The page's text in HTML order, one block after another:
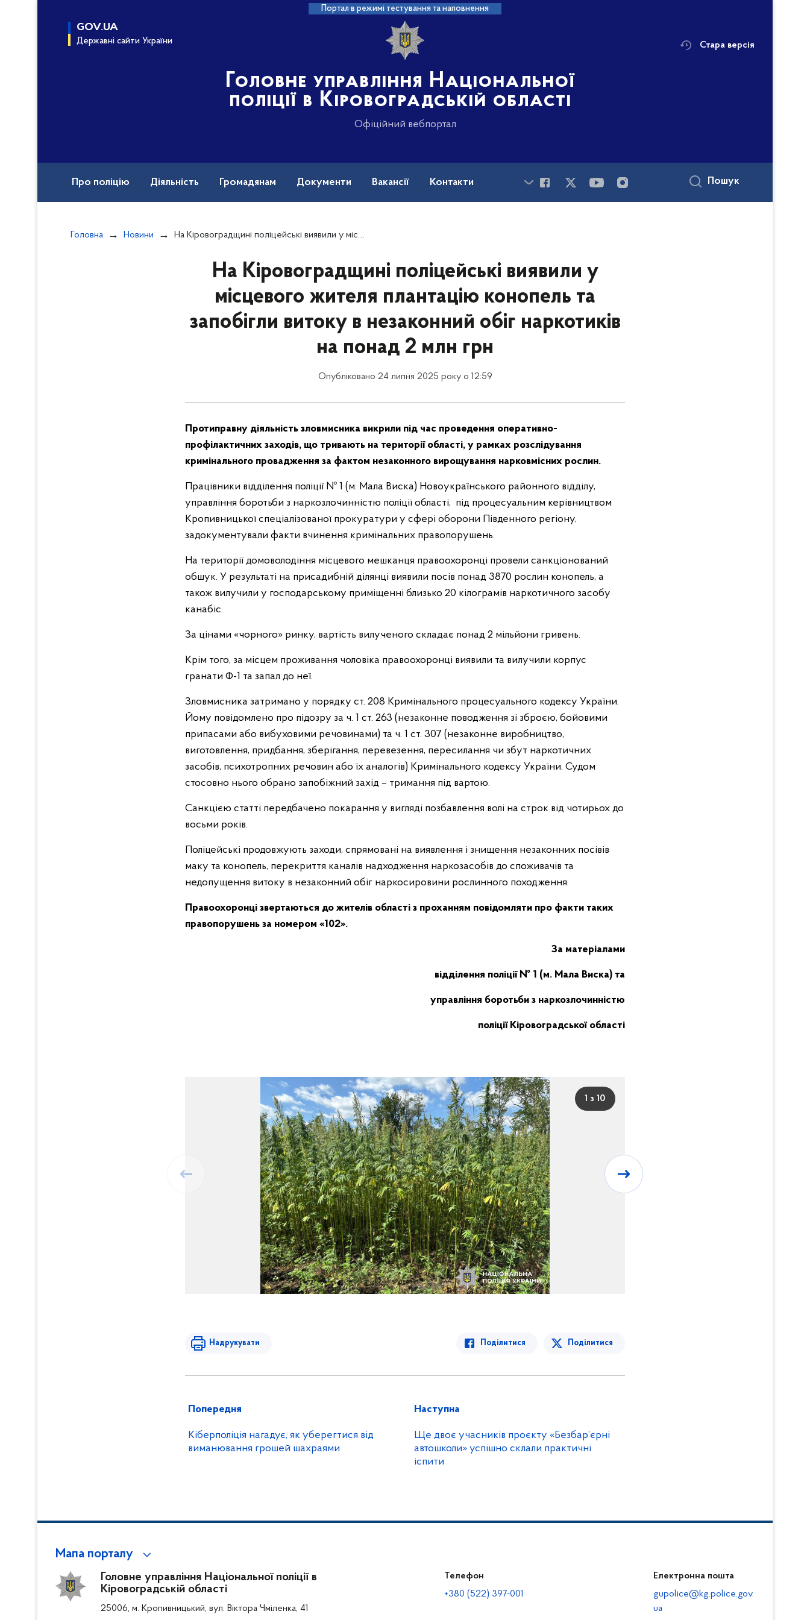
Портал в режимі тестування та наповнення
GOV.UA
Державні сайти України
Головне управління Національної
поліції в Кіровоградській області
Офіційний вебпортал
Стара версія
Про поліцію Діяльність Громадянам Документи Вакансії Контакти Пошук
Головна Новини На Кіровоградщині поліцейські виявили у місцевого жителя плантацію конопель та запобігли витоку в незаконний обіг наркотиків на понад 2 млн грн
На Кіровоградщині поліцейські виявили у
місцевого жителя плантацію конопель та
запобігли витоку в незаконний обіг наркотиків
на понад 2 млн грн
Опубліковано 24 липня 2025 року о 12:59
Протиправну діяльність зловмисника викрили під час проведення оперативно-
профілактичних заходів, що тривають на території області, у рамках розслідування
кримінального провадження за фактом незаконного вирощування нарковмісних рослин.
Працівники відділення поліції № 1 (м. Мала Виска) Новоукраїнського районного відділу,
управління боротьби з наркозлочинністю поліції області, під процесуальним керівництвом
Кропивницької спеціалізованої прокуратури у сфері оборони Південного регіону,
задокументували факти вчинення кримінальних правопорушень.
На території домоволодіння місцевого мешканця правоохоронці провели санкціонований
обшук. У результаті на присадибній ділянці виявили посів понад 3870 рослин конопель, а
також вилучили у господарському приміщенні близько 20 кілограмів наркотичного засобу
канабіс.
За цінами «чорного» ринку, вартість вилученого складає понад 2 мільйони гривень.
Крім того, за місцем проживання чоловіка правоохоронці виявили та вилучили корпус
гранати Ф-1 та запал до неї.
Зловмисника затримано у порядку ст. 208 Кримінального процесуального кодексу України.
Йому повідомлено про підозру за ч. 1 ст. 263 (незаконне поводження зі зброєю, бойовими
припасами або вибуховими речовинами) та ч. 1 ст. 307 (незаконне виробництво,
виготовлення, придбання, зберігання, перевезення, пересилання чи збут наркотичних
засобів, психотропних речовин або їх аналогів) Кримінального кодексу України. Судом
стосовно нього обрано запобіжний захід – тримання під вартою.
Санкцією статті передбачено покарання у вигляді позбавлення волі на строк від чотирьох до
восьми років.
Поліцейські продовжують заходи, спрямовані на виявлення і знищення незаконних посівів
маку та конопель, перекриття каналів надходження наркозасобів до споживачів та
недопущення витоку в незаконний обіг наркосировини рослинного походження.
Правоохоронці звертаються до жителів області з проханням повідомляти про факти таких
правопорушень за номером «102».
За матеріалами
відділення поліції № 1 (м. Мала Виска) та
управління боротьби з наркозлочинністю
поліції Кіровоградської області
1 з 10
Надрукувати Поділитися Поділитися
Попередня
Кіберполіція нагадує, як уберегтися від
виманювання грошей шахраями
Наступна
Ще двоє учасників проєкту «Безбар’єрні
автошколи» успішно склали практичні
іспити
Мапа порталу
Головне управління Національної поліції в
Кіровоградській області
25006, м. Кропивницький, вул. Віктора Чміленка, 41
Телефон
+380 (522) 397-001
Електронна пошта
gupolice@kg.police.gov.
ua